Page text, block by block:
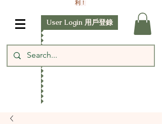
利！
User Login 用戶登錄